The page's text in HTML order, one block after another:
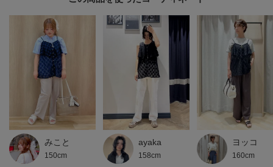
【26SS】
モデル情報：身長166cm B80 W59 H86 着用サイズ：02（M）
みこと
150cm
ayaka
158cm
ヨッコ
160cm